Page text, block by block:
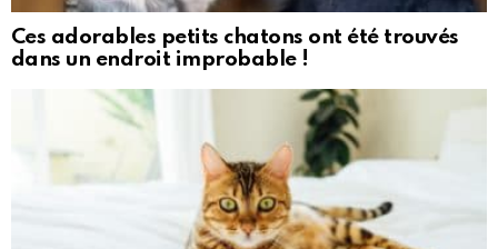
Ces adorables petits chatons ont été trouvés
dans un endroit improbable !